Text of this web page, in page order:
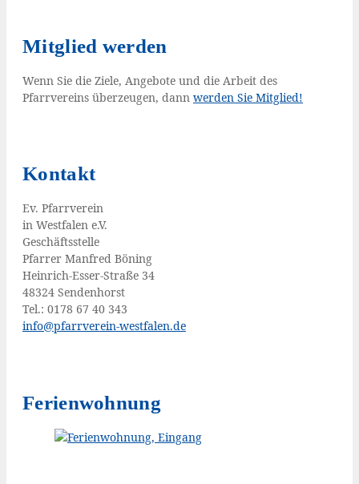
Mitglied werden
Wenn Sie die Ziele, Angebote und die Arbeit des
Pfarrvereins überzeugen, dann werden Sie Mitglied!
Kontakt
Ev. Pfarr­ver­ein
in West­fa­len e.V.
Geschäftsstelle
Pfar­rer Man­fred Böning
Hein­rich-Esser-Stra­ße 34
48324 Sendenhorst
Tel.: 0178 67 40 343
info@​pfarrverein-​westfalen.​de
Ferienwohnung